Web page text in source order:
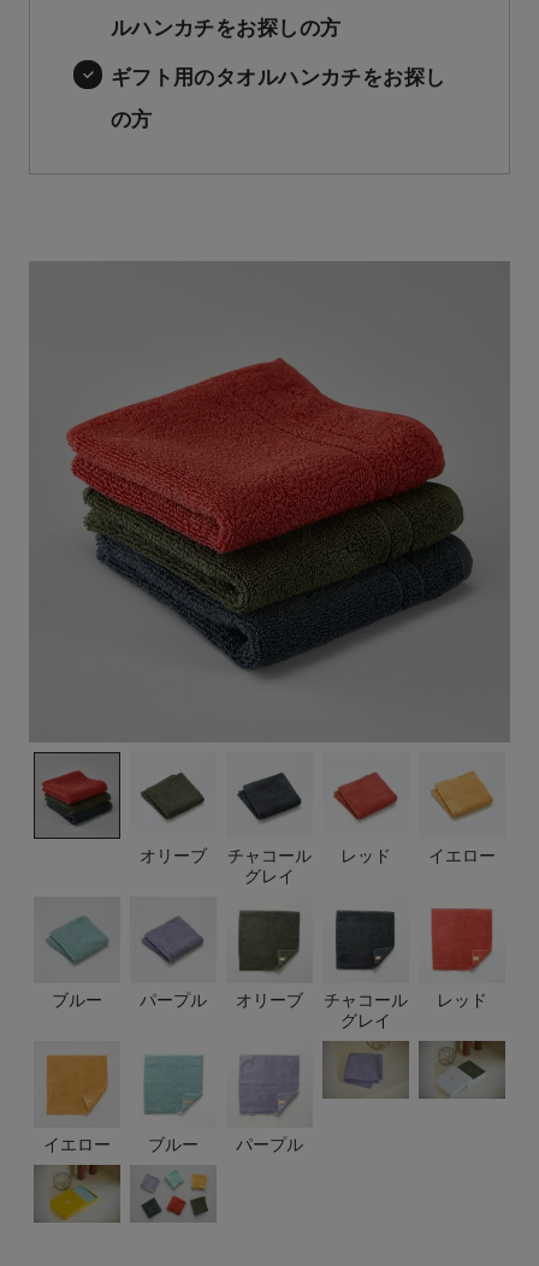
ルハンカチをお探しの方
ギフト用のタオルハンカチをお探し
の方
オリーブ
チャコール
グレイ
レッド イエロー
ブルー パープル オリーブ
チャコール
グレイ
レッド
イエロー ブルー パープル